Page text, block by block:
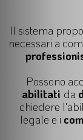
Il sistema
necessari a
Possono
abilitati da
chiedere
legale e i